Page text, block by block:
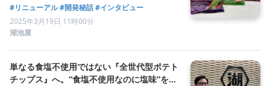
ニューアルした理由とは。
#リニューアル#開発秘話#インタビュー
2025年3月19日 11時00分
湖池屋
単なる食塩不使用ではない『全世代型ポテト
チップス』へ。“食塩不使用なのに塩味”を実